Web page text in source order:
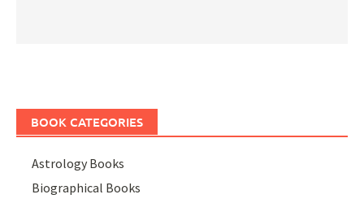
BOOK CATEGORIES
Astrology Books
Biographical Books